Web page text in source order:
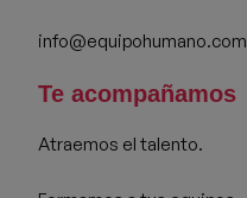
info@equipohumano.com
Te acompañamos
Atraemos el talento.